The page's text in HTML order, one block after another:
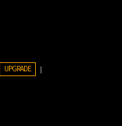
UPGRADE